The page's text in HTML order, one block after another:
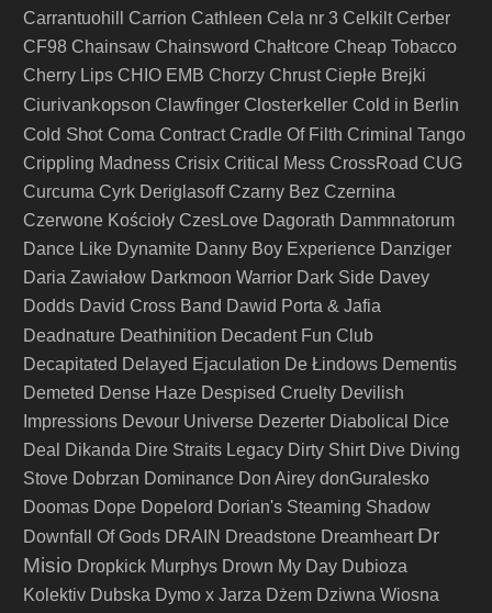
Carrantuohill
Carrion Cathleen Cela nr 3 Celkilt Cerber
CF98 Chainsaw Chainsword Chałtcore Cheap Tobacco
Cherry Lips CHIO EMB Chorzy Chrust Ciepłe Brejki
Ciurivankopson Clawfinger Closterkeller Cold in Berlin
Cold Shot Coma Contract Cradle Of Filth Criminal Tango
Crippling Madness Crisix Critical Mess CrossRoad CUG
Curcuma Cyrk Deriglasoff Czarny Bez Czernina
Czerwone Kościoły CzesLove Dagorath Dammnatorum
Dance Like Dynamite Danny Boy Experience Danziger
Daria Zawiałow Darkmoon Warrior Dark Side Davey
Dodds David Cross Band Dawid Porta & Jafia
Deadnature Deathinition Decadent Fun Club
Decapitated Delayed Ejaculation De Łindows Dementis
Demeted Dense Haze Despised Cruelty Devilish
Impressions Devour Universe Dezerter Diabolical
Dice
Deal
Dikanda Dire Straits Legacy Dirty Shirt Dive Diving
Stove Dobrzan Dominance Don Airey donGuralesko
Doomas Dope Dopelord Dorian's Steaming Shadow
Downfall Of Gods DRAIN Dreadstone Dreamheart Dr
Misio Dropkick Murphys Drown My Day Dubioza
Kolektiv Dubska Dymo x Jarza Dżem Dziwna Wiosna